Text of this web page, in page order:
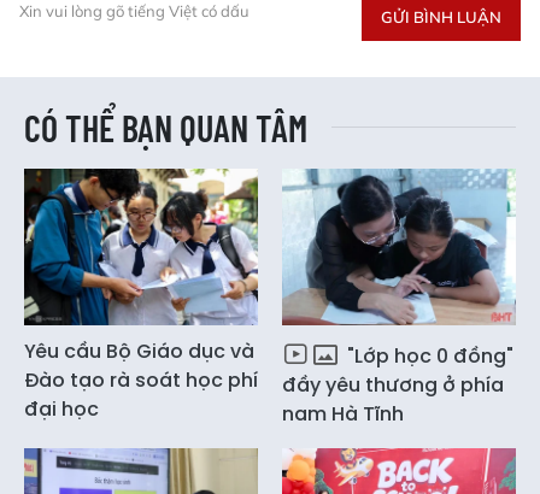
Xin vui lòng gõ tiếng Việt có dấu GỬI BÌNH LUẬN
CÓ THỂ BẠN QUAN TÂM
Yêu cầu Bộ Giáo dục và
Đào tạo rà soát học phí
đại học
"Lớp học 0 đồng"
đầy yêu thương ở phía
nam Hà Tĩnh